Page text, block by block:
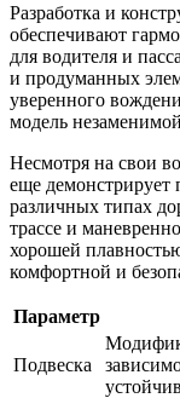
Разработка и
обеспечивают
для водителя и
и продуманных
уверенного
модель
Несмотря на свои
еще демонстрирует
различных типах
трассе и
хорошей
комфортной и
Параметр
Подвеска